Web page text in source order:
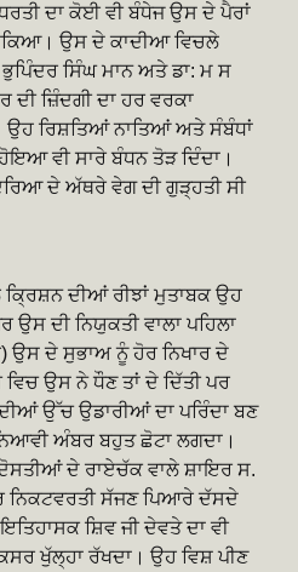
ਦਾ ਕੋਈ ਵੀ ਬੰਧੇਜ ਉਸ ਦੇ ਪੈਰਾਂ
ਉਸ ਦੇ ਕਾਦੀਆ ਵਿਚਲੇ
ਭੁਪਿੰਦਰ ਸਿੰਘ ਮਾਨ ਅਤੇ ਡਾ: ਮ ਸ
ਦੀ ਜ਼ਿੰਦਗੀ ਦਾ ਹਰ ਵਰਕਾ
ਉਹ ਰਿਸ਼ਤਿਆਂ ਨਾਤਿਆਂ ਅਤੇ ਸੰਬੰਧਾਂ
ਹੋਇਆ ਵੀ ਸਾਰੇ ਬੰਧਨ ਤੋੜ ਦਿੰਦਾ।
ਦੇ ਅੱਥਰੇ ਵੇਗ ਦੀ ਗੁੜ੍ਹਤੀ ਸੀ
ਦੀਆਂ ਰੀਝਾਂ ਮੁਤਾਬਕ ਉਹ
ਉਸ ਦੀ ਨਿਯੁਕਤੀ ਵਾਲਾ ਪਹਿਲਾ
ਉਸ ਦੇ ਸੁਭਾਅ ਨੂੰ ਹੋਰ ਨਿਖਾਰ ਦੇ
ਉਸ ਨੇ ਧੌਣ ਤਾਂ ਦੇ ਦਿੱਤੀ ਪਰ
ਉੱਚ ਉਡਾਰੀਆਂ ਦਾ ਪਰਿੰਦਾ ਬਣ
ਅੰਬਰ ਬਹੁਤ ਛੋਟਾ ਲਗਦਾ।
ਦੇ ਰਾਏਚੱਕ ਵਾਲੇ ਸ਼ਾਇਰ ਸ.
ਨਿਕਟਵਰਤੀ ਸੱਜਣ ਪਿਆਰੇ ਦੱਸਦੇ
ਸ਼ਿਵ ਜੀ ਦੇਵਤੇ ਦਾ ਵੀ
ਖੁੱਲ੍ਹਾ ਰੱਖਦਾ। ਉਹ ਵਿਸ਼ ਪੀਣ